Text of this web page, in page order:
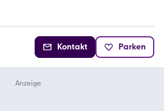
Kontakt Parken